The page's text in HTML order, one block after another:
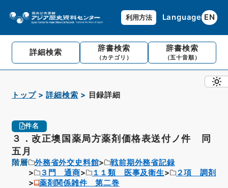
利用方法 Language EN
詳細検索 辞書検索
（カテゴリ）
辞書検索
（五十音順）
トップ 詳細検索 目録詳細
件名
３．改正墺国薬局方薬剤価格表送付ノ件 同
五月
階層 外務省外交史料館
戦前期外務省記録
３門 通商
１１類 医事及衛生
２項 調剤
薬剤関係雑件 第二巻